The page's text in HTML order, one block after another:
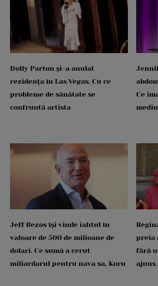
Dolly Parton și-a anulat
rezidența în Las Vegas. Cu ce
probleme de sănătate se
confruntă artista
Ce
Jeff Bezos își vinde iahtul în
valoare de 500 de milioane de
dolari. Ce sumă a cerut
miliardarul pentru nava sa, Koru
preia
fără
ajuns